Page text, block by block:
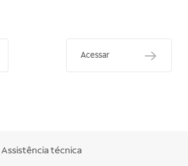
Acessar
Assistência técnica